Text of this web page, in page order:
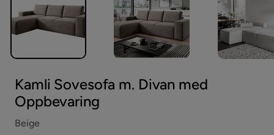
Kamli Sovesofa m. Divan med
Oppbevaring
Beige